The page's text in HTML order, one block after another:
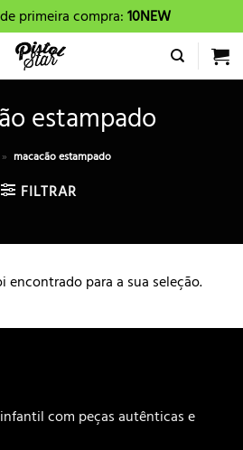
primeira compra:10NEW
estampado
» macacão estampado
FILTRAR
para a sua seleção.
com peças autênticas e